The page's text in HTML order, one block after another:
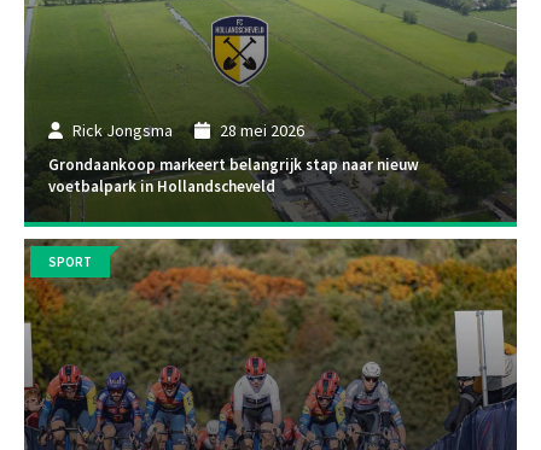
Rick Jongsma 28 mei 2026
Grondaankoop markeert belangrijk stap naar nieuw
voetbalpark in Hollandscheveld
SPORT